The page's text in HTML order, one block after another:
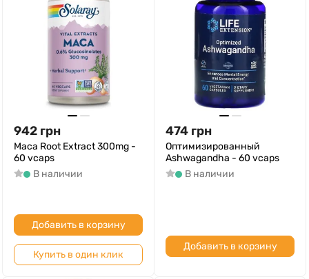
942 грн
Maca Root Extract 300mg -
60 vcaps
В наличии
Добавить в корзину
Купить в один клик
474 грн
Оптимизированный
Ashwagandha - 60 vcaps
В наличии
Добавить в корзину